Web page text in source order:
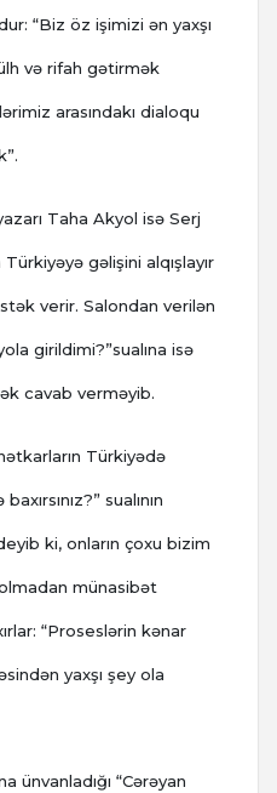
“Biz öz işimizi ən yaxşı
və rifah gətirmək
arasındakı dialoqu
Taha Akyol isə Serj
gəlişini alqışlayır
verir. Salondan verilən
girildimi?”sualına isə
cavab verməyib.
Türkiyədə
sualının
ki, onların çoxu bizim
münasibət
“Proseslərin kənar
yaxşı şey ola
ünvanladığı “Cərəyan